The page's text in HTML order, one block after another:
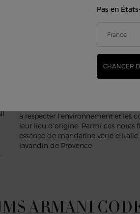
dark">UN PARFUM POUR DEMAIN</h2>
LES INGRÉDIENTS NATURELS LES
Pour créer ses parfums, Giorgio
à respecter l'environnement et les
leur lieu d'origine. Parmi ces notes
essence de mandarine verte
lavandin de Provence.
ARMANI
Pas en
CHANGER